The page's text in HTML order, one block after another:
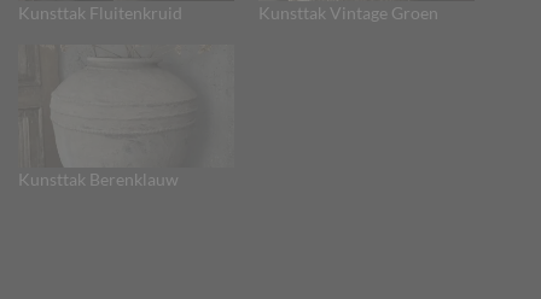
Kunsttak Fluitenkruid Kunsttak Vintage Groen
Kunsttak Berenklauw